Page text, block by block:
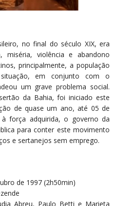
no final do século XIX, era
miséria, violência e abandono
principalmente, a população
em conjunto com o
um grave problema social.
da Bahia, foi iniciado este
de quase um ano, até 05 de
força adquirida, o governo da
para conter este movimento
e sertanejos sem emprego.
de 1997 (2h50min)
Abreu, Paulo Betti e Marieta